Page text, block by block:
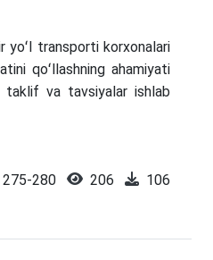
yoʻl transporti korxonalari
qoʻllashning ahamiyati
taklif va tavsiyalar ishlab
275-280 206 106